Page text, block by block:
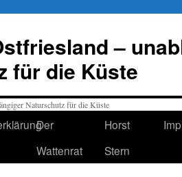
–
für die Küste
Der
Wattenrat
Horst
Stern